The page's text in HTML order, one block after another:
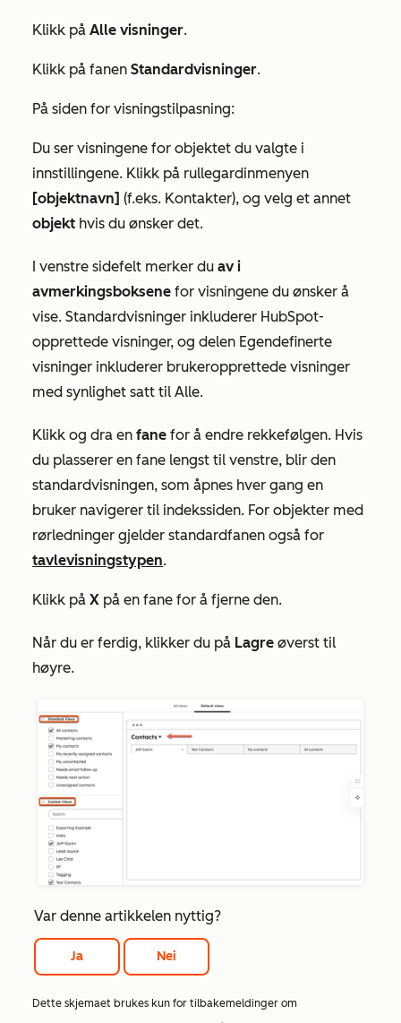
Klikk på Alle visninger.
Klikk på fanen Standardvisninger.
På siden for visningstilpasning:
Du ser visningene for objektet du valgte i
innstillingene. Klikk på rullegardinmenyen
[objektnavn] (f.eks. Kontakter), og velg et annet
objekt hvis du ønsker det.
I venstre sidefelt merker du av i
avmerkingsboksene for visningene du ønsker å
vise. Standardvisninger inkluderer HubSpot-
opprettede visninger, og delen Egendefinerte
visninger inkluderer brukeropprettede visninger
med synlighet satt til Alle.
Klikk og dra en fane for å endre rekkefølgen. Hvis
du plasserer en fane lengst til venstre, blir den
standardvisningen, som åpnes hver gang en
bruker navigerer til indekssiden. For objekter med
rørledninger gjelder standardfanen også for
tavlevisningstypen.
Klikk på X på en fane for å fjerne den.
Når du er ferdig, klikker du på Lagre øverst til
høyre.
Var denne artikkelen nyttig?
Ja Nei
Dette skjemaet brukes kun for tilbakemeldinger om